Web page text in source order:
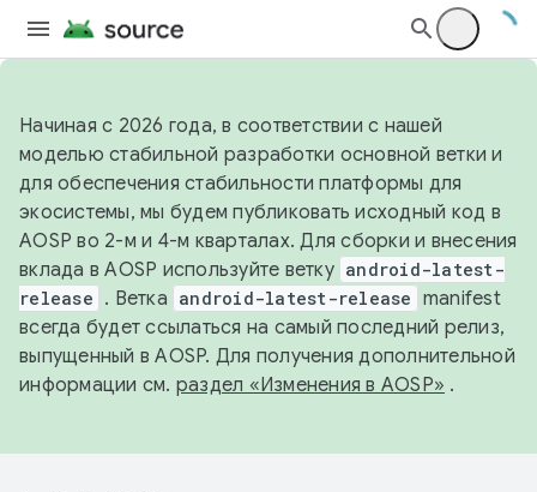
Начиная с 2026 года, в соответствии с нашей
моделью стабильной разработки основной ветки и
для обеспечения стабильности платформы для
экосистемы, мы будем публиковать исходный код в
AOSP во 2-м и 4-м кварталах. Для сборки и внесения
вклада в AOSP используйте ветку android-latest-
release . Ветка android-latest-release manifest
всегда будет ссылаться на самый последний релиз,
выпущенный в AOSP. Для получения дополнительной
информации см. раздел «Изменения в AOSP» .